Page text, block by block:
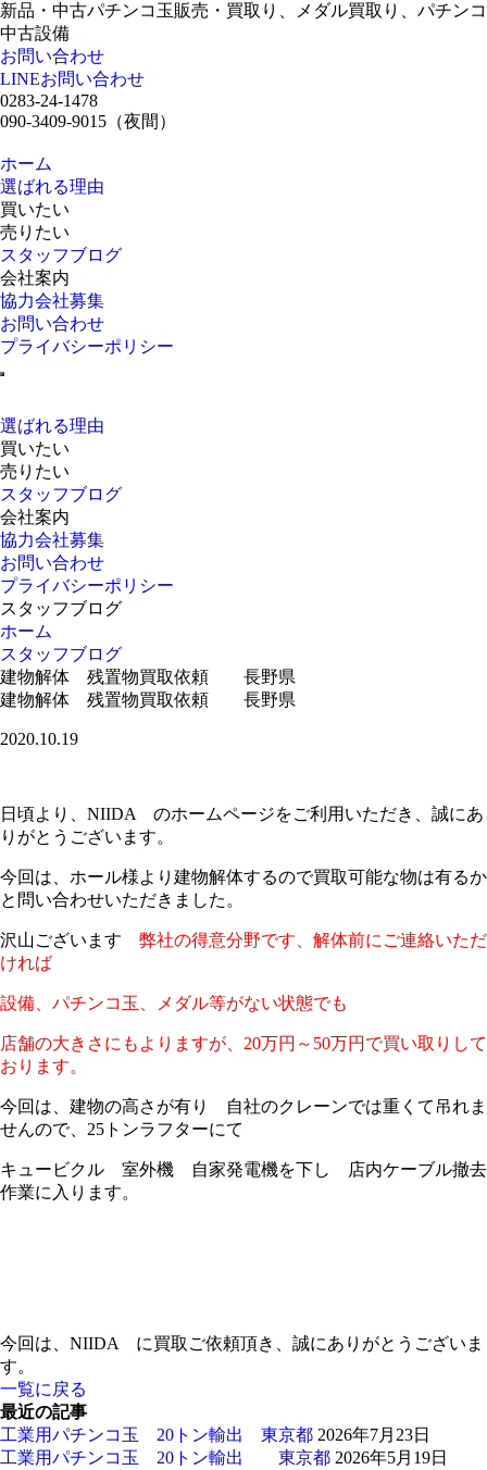
新品・中古パチンコ玉販売・買取り、メダル買取り、パチンコ
中古設備
お問い合わせ
LINEお問い合わせ
0283-24-1478
090-3409-9015 （夜間）
ホーム
選ばれる理由
買いたい
売りたい
スタッフブログ
会社案内
協力会社募集
お問い合わせ
プライバシーポリシー
選ばれる理由
買いたい
売りたい
スタッフブログ
会社案内
協力会社募集
お問い合わせ
プライバシーポリシー
スタッフブログ
ホーム
スタッフブログ
建物解体 残置物買取依頼 長野県
建物解体 残置物買取依頼 長野県
2020.10.19
日頃より、NIIDA のホームページをご利用いただき、誠にあ
りがとうございます。
今回は、ホール様より建物解体するので買取可能な物は有るか
と問い合わせいただきました。
沢山ございます 弊社の得意分野です、解体前にご連絡いただ
ければ
設備、パチンコ玉、メダル等がない状態でも
店舗の大きさにもよりますが、20万円～50万円で買い取りして
おります。
今回は、建物の高さが有り 自社のクレーンでは重くて吊れま
せんので、25トンラフターにて
キュービクル 室外機 自家発電機を下し 店内ケーブル撤去
作業に入ります。
今回は、NIIDA に買取ご依頼頂き、誠にありがとうございま
す。
一覧に戻る
最近の記事
工業用パチンコ玉 20トン輸出 東京都 2026年7月23日
工業用パチンコ玉 20トン輸出 東京都 2026年5月19日